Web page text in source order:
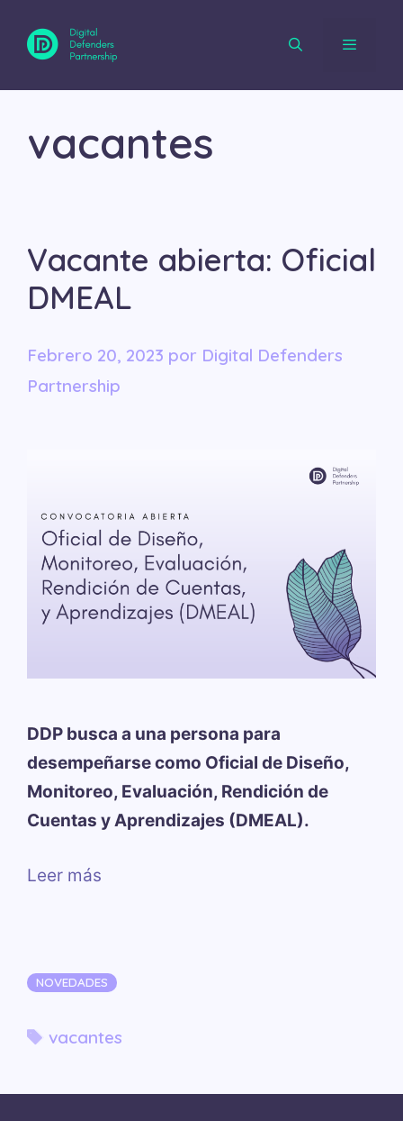
contenido
vacantes
Vacante abierta: Oficial
DMEAL
febrero 20, 2023 por Digital Defenders
Partnership
DDP busca a una persona para
desempeñarse como Oficial de Diseño,
Monitoreo, Evaluación, Rendición de
Cuentas y Aprendizajes (DMEAL).
Leer más
Categorías
NOVEDADES
Etiquetas
vacantes